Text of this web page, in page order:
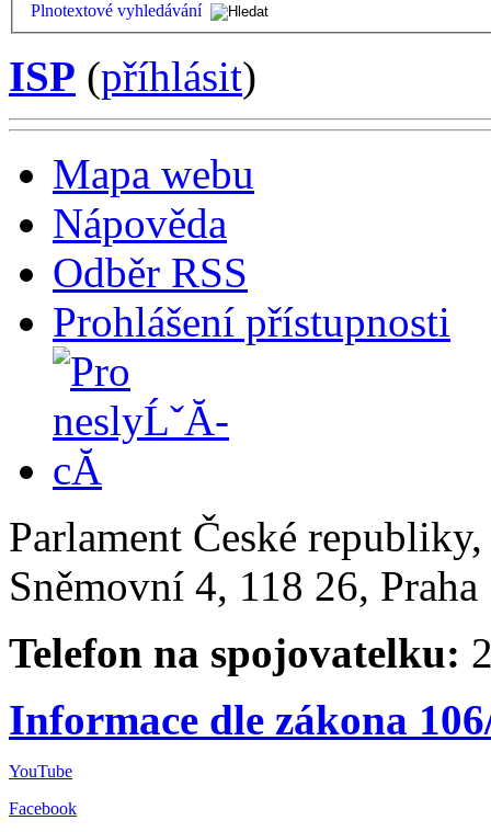
Plnotextové vyhledávání
ISP (příhlásit)
Mapa webu
Nápověda
Odběr RSS
Prohlášení přístupnosti
Parlament České
Sněmovní 4, 118 26,
Telefon na spojovatelku:
Informace dle zákona
YouTube
Facebook